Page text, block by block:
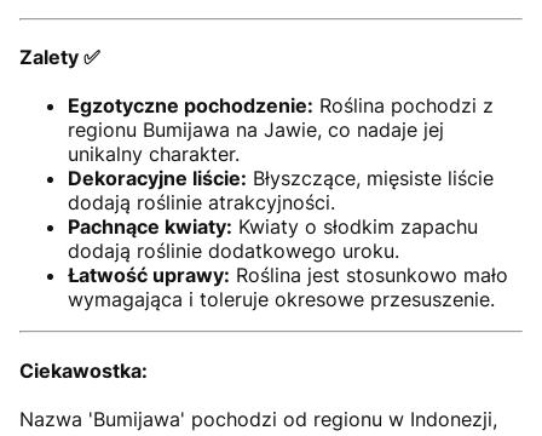
Zalety ✅
Egzotyczne pochodzenie: Roślina pochodzi z
regionu Bumijawa na Jawie, co nadaje jej
unikalny charakter.
Dekoracyjne liście: Błyszczące, mięsiste liście
dodają roślinie atrakcyjności.
Pachnące kwiaty: Kwiaty o słodkim zapachu
dodają roślinie dodatkowego uroku.
Łatwość uprawy: Roślina jest stosunkowo mało
wymagająca i toleruje okresowe przesuszenie.
Ciekawostka:
Nazwa 'Bumijawa' pochodzi od regionu w Indonezji,